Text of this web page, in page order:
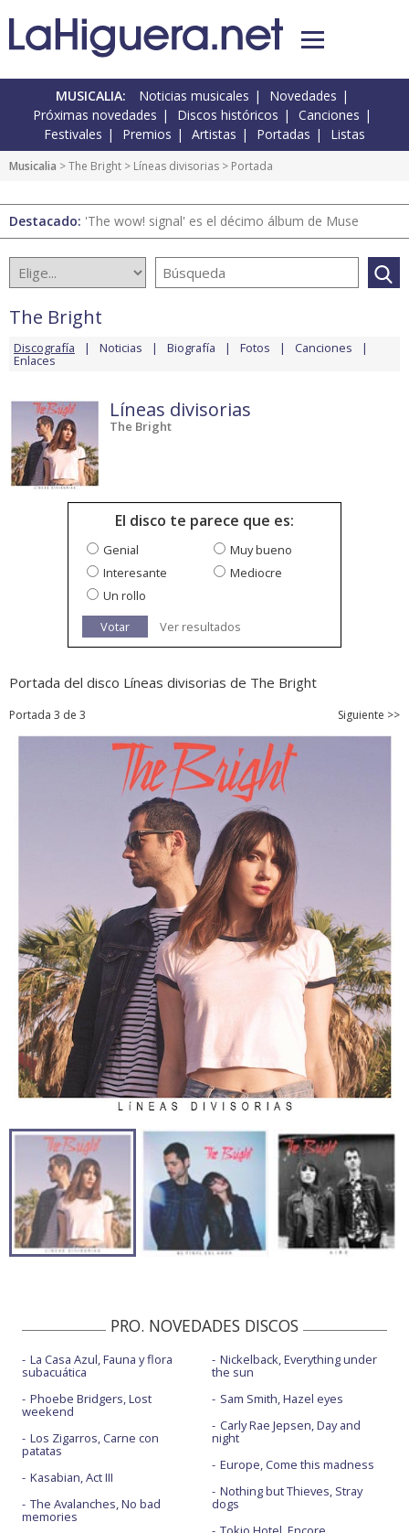
MUSICALIA: Noticias musicales
Novedades
Próximas novedades
Discos históricos
Canciones
Festivales
Premios Artistas Portadas Listas
Musicalia >The Bright > Líneas divisorias > Portada
Destacado: 'The wow! signal' es el décimo álbum de Muse
The Bright
Discografía Noticias Biografía Fotos Canciones
Enlaces
Líneas divisorias
The Bright
El disco te parece que es:
Genial
Muy bueno
Interesante
Mediocre
Un rollo
Votar
Ver resultados
Portada del disco Líneas divisorias de The Bright
Portada 3 de 3 Siguiente >>
PRO. NOVEDADES DISCOS
La Casa Azul, Fauna y flora
subacuática
Phoebe Bridgers, Lost
weekend
Los Zigarros, Carne con
patatas
Kasabian, Act III
The Avalanches, No bad
memories
Nickelback, Everything under
the sun
Sam Smith, Hazel eyes
Carly Rae Jepsen, Day and
night
Europe, Come this madness
Nothing but Thieves, Stray
dogs